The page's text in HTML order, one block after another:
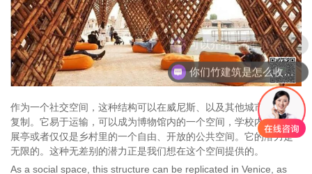
作为一个社交空间，这种结构可以在威尼斯、以及其他城市和乡村
复制。它易于运输，可以成为博物馆内的一个空间，学校内的一个
展亭或者仅仅是乡村里的一个自由、开放的公共空间。它的潜力是
无限的。这种无差别的潜力正是我们想在这个空间提供的。
As a social space, this structure can be replicated in Venice, as
你们竹建筑是怎么收费的呢